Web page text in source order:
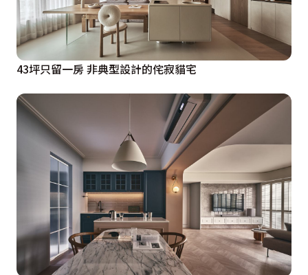
43坪只留一房 非典型設計的侘寂貓宅